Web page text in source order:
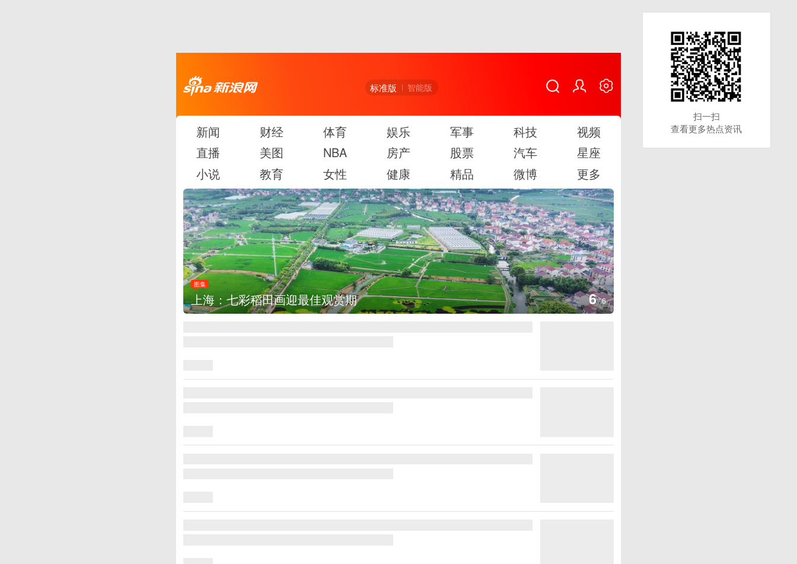
标准版 智能版
新闻 财经 体育 娱乐 军事 科技
视频
直播
美图 NBA 房产 股票 汽车
星座
小说
教育 女性 健康 精品 微博 更多
图集
厄瓜多尔总统诺沃亚会见阿根廷总统米莱 1/6
扫一扫
查看更多热点资讯
扫一扫
查看更多热点资讯